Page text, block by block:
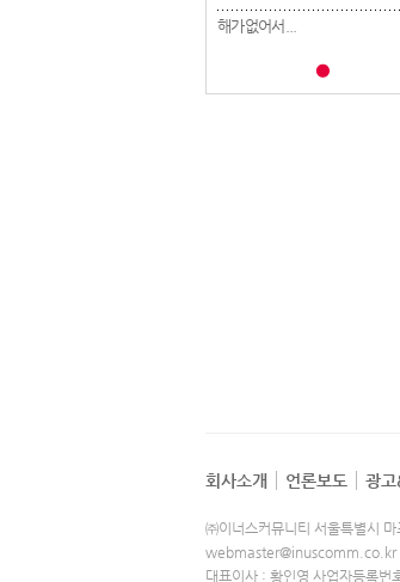
해가없어서...
회사소개 언론보도 광
㈜이너스커뮤니티 서울특별시
webmaster@inuscomm.co.kr
대표이사 : 황인영 사업자등록